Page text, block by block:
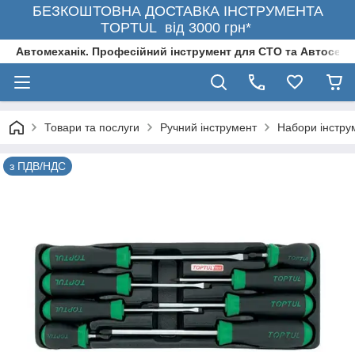
БЕЗКОШТОВНА ДОСТАВКА ІНСТРУМЕНТА
TOPTUL від 3000 грн*
Автомеханік. Професійний інструмент для СТО та
Товари та послуги Ручний інструмент Набори
з ПДВ/НДС